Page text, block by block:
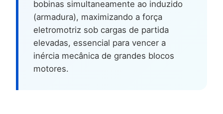
bobinas simultaneamente ao induzido
(armadura), maximizando a força
eletromotriz sob cargas de partida
elevadas, essencial para vencer a
inércia mecânica de grandes blocos
motores.